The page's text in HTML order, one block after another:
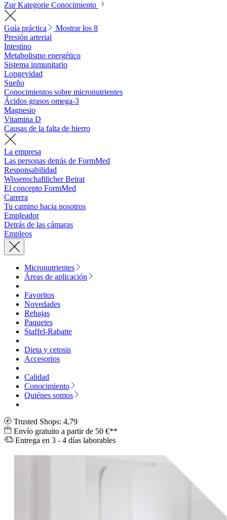
Zur Kategorie Conocimiento
Guía práctica
Mostrar los 8
Presión arterial
Intestino
Metabolismo energético
Sistema inmunitario
Longevidad
Sueño
Conocimientos sobre micronutrientes
Ácidos grasos omega-3
Magnesio
Vitamina D
Causas de la falta de hierro
La empresa
Las personas detrás de FormMed
Responsabilidad
Wissenschaftlicher Beirat
El concepto FormMed
Carrera
Tu camino hacia nosotros
Empleador
Detrás de las cámaras
Empleos
Micronutrientes
Áreas de aplicación
Favoritos
Novedades
Rebajas
Paquetes
Staffel-Rabatte
Dieta y cetosis
Accesorios
Calidad
Conocimiento
Quiénes somos
Trusted Shops: 4,79
Envío gratuito a partir de 50 €**
Entrega en 3 - 4 días laborables